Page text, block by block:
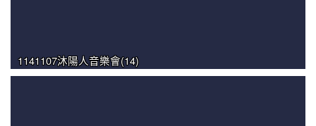
1141107沐陽人音樂會(14)